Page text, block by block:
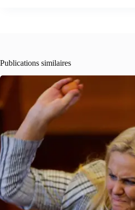
Publications similaires